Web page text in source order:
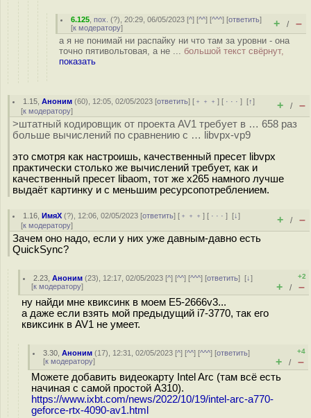
6.125 ,пох. (?), 20:29, 06/05/2023 [^] [^^] [^^^] [ответить]
[к модератору] + / –
а я не понимай ни распайку ни что там за уровни - она
точно пятивольтовая, а не ... большой текст свёрнут,
показать
1.15 ,Аноним (60), 12:05, 02/05/2023 [ответить] [ ﹢﹢﹢] [ · · ·][↑]
[к модератору] + / –
>штатный кодировщик от проекта AV1 требует в … 658 раз
больше вычислений по сравнению с … libvpx-vp9
это смотря как настроишь, качественный пресет libvpx
практически столько же вычислений требует, как и
качественный пресет libaom, тот же x265 намного лучше
выдаёт картинку и с меньшим ресурсопотреблением.
1.16 ,ИмяХ (?), 12:06, 02/05/2023 [ответить] [ ﹢﹢﹢] [ · · ·][↓]
[к модератору] + / –
Зачем оно надо, если у них уже давным-давно есть
QuickSync?
2.23 ,Аноним (23), 12:17, 02/05/2023 [^] [^^] [^^^] [ответить][↓]
[к модератору]
+2
+ / –
ну найди мне квиксинк в моем E5-2666v3...
а даже если взять мой предыдущий i7-3770, так его
квиксинк в AV1 не умеет.
3.30 ,Аноним (17), 12:31, 02/05/2023 [^] [^^] [^^^] [ответить]
[к модератору]
+4
+ / –
Можете добавить видеокарту Intel Arc (там всё есть
начиная с самой простой A310).
https://www.ixbt.com/news/2022/10/19/intel-arc-a770-
geforce-rtx-4090-av1.html